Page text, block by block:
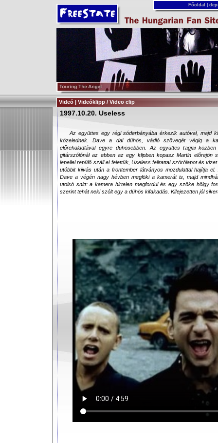
Főoldal
Videó | Videóklipp / Video clip
1997.10.20. Useless
Az együttes egy régi sóderbányába érkezik autóval, majd
közelednek. Dave a dal dühös, vádló szövegét végig a
előrehaladtával egyre dühösebben. Az együttes tagjai
gitárszólónál az ebben az egy klipben kopasz Martin előrejön
lepellel repülő száll el felettük, Useless felirattal szórólapot és
utóbbit kiivás után a frontember látványos mozdulattal hajítja
Dave a végén nagy hévben meglöki a kamerát is, majd
utolsó snitt: a kamera hirtelen megfordul és egy szőke hölgy
szerint tehát neki szólt egy a dühös kifakadás. Kifejezetten jól